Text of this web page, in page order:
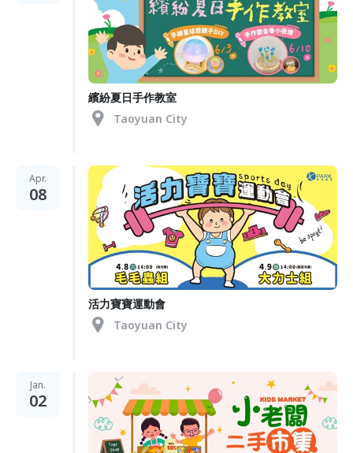
繽紛夏日手作教室
Taoyuan City
Apr.
08
活力寶寶運動會
Taoyuan City
Jan.
02